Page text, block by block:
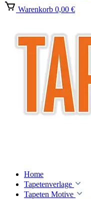
Warenkorb 0,00 €
Home
Tapetenverlage
Tapeten Motive